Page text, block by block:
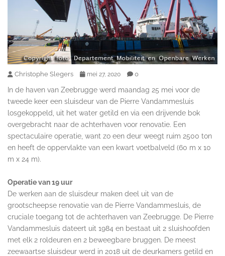
Christophe Slegers mei 27, 2020 0
In de haven van Zeebrugge werd maandag 25 mei voor de
tweede keer een sluisdeur van de Pierre Vandammesluis
losgekoppeld, uit het water getild en via een drijvende bok
overgebracht naar de achterhaven voor renovatie. Een
spectaculaire operatie, want zo een deur weegt ruim 2500 ton
en heeft de oppervlakte van een kwart voetbalveld (60 m x 10
m x 24 m).
Operatie van 19 uur
De werken aan de sluisdeur maken deel uit van de
grootscheepse renovatie van de Pierre Vandammesluis, de
cruciale toegang tot de achterhaven van Zeebrugge. De Pierre
Vandammesluis dateert uit 1984 en bestaat uit 2 sluishoofden
met elk 2 roldeuren en 2 beweegbare bruggen. De meest
zeewaartse sluisdeur werd in 2018 uit de deurkamers getild en